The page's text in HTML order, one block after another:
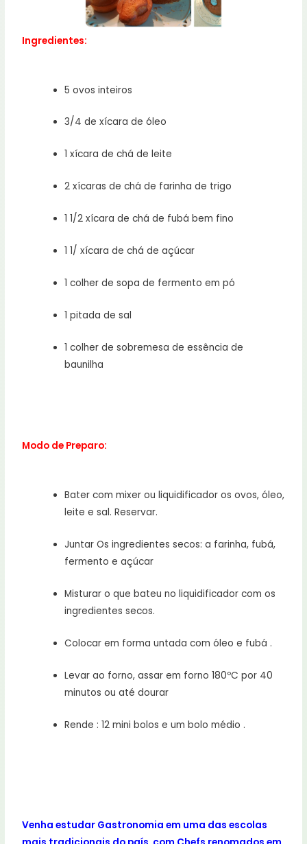
Ingredientes:
5 ovos inteiros
3/4 de xícara de óleo
1 xícara de chá de leite
2 xícaras de chá de farinha de trigo
1 1/2 xícara de chá de fubá bem fino
1 1/ xícara de chá de açúcar
1 colher de sopa de fermento em pó
1 pitada de sal
1 colher de sobremesa de essência de
baunilha
Modo de Preparo:
Bater com mixer ou liquidificador os ovos, óleo,
leite e sal. Reservar.
Juntar Os ingredientes secos: a farinha, fubá,
fermento e açúcar
Misturar o que bateu no liquidificador com os
ingredientes secos.
Colocar em forma untada com óleo e fubá .
Levar ao forno, assar em forno 180ºC por 40
minutos ou até dourar
Rende : 12 mini bolos e um bolo médio .
Venha estudar Gastronomia em uma das escolas